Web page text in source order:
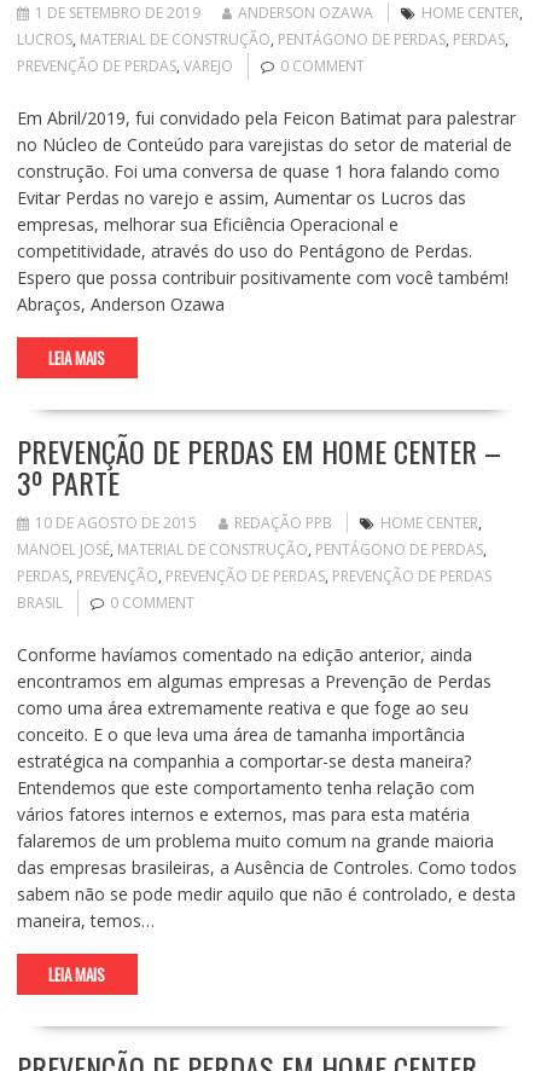
1 DE SETEMBRO DE 2019 ANDERSON OZAWA HOME CENTER,
LUCROS, MATERIAL DE CONSTRUÇÃO, PENTÁGONO DE PERDAS, PERDAS,
PREVENÇÃO DE PERDAS, VAREJO 0 COMMENT
Em Abril/2019, fui convidado pela Feicon Batimat para palestrar
no Núcleo de Conteúdo para varejistas do setor de material de
construção. Foi uma conversa de quase 1 hora falando como
Evitar Perdas no varejo e assim, Aumentar os Lucros das
empresas, melhorar sua Eficiência Operacional e
competitividade, através do uso do Pentágono de Perdas.
Espero que possa contribuir positivamente com você também!
Abraços, Anderson Ozawa
LEIA MAIS
PREVENÇÃO DE PERDAS EM HOME CENTER –
3º PARTE
10 DE AGOSTO DE 2015 REDAÇÃO PPB HOME CENTER,
MANOEL JOSÉ, MATERIAL DE CONSTRUÇÃO, PENTÁGONO DE PERDAS,
PERDAS, PREVENÇÃO, PREVENÇÃO DE PERDAS, PREVENÇÃO DE PERDAS
BRASIL
0 COMMENT
Conforme havíamos comentado na edição anterior, ainda
encontramos em algumas empresas a Prevenção de Perdas
como uma área extremamente reativa e que foge ao seu
conceito. E o que leva uma área de tamanha importância
estratégica na companhia a comportar-se desta maneira?
Entendemos que este comportamento tenha relação com
vários fatores internos e externos, mas para esta matéria
falaremos de um problema muito comum na grande maioria
das empresas brasileiras, a Ausência de Controles. Como todos
sabem não se pode medir aquilo que não é controlado, e desta
maneira, temos…
LEIA MAIS